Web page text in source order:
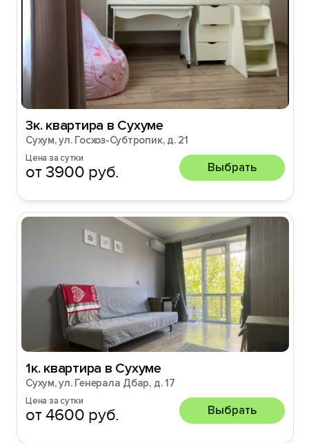
3к. квартира в Сухуме
Сухум, ул. Госхоз-Субтропик, д. 21
Цена за сутки
от 3900 руб. Выбрать
1к. квартира в Сухуме
Сухум, ул. Генерала Дбар, д. 17
Цена за сутки
от 4600 руб. Выбрать